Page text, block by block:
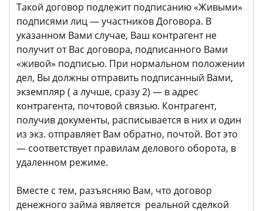
Такой договор подлежит подписанию «Живыми»
подписями лиц — участников Договора. В
указанном Вами случае, Ваш контрагент не
получит от Вас договора, подписанного Вами
«живой» подписью. При нормальном положении
дел, Вы должны отправить подписанный Вами,
экземпляр ( а лучше, сразу 2) — в адрес
контрагента, почтовой связью. Контрагент,
получив документы, расписывается в них и один
из экз. отправляет Вам обратно, почтой. Вот это
— соответствует правилам делового оборота, в
удаленном режиме.
Вместе с тем, разъясняю Вам, что договор
денежного займа является реальной сделкой